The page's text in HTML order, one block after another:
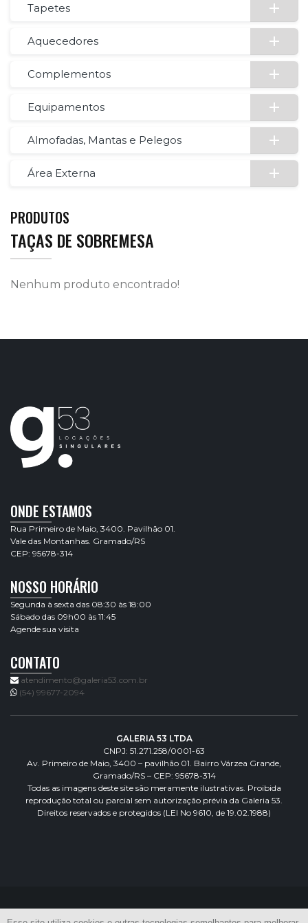
Tapetes
Aquecedores
Complementos
Equipamentos
Almofadas, Mantas e Pelegos
Área Externa
PRODUTOS
TAÇAS DE SOBREMESA
Nenhum produto encontrado!
ONDE ESTAMOS
Rua Primeiro de Maio, 3400. Pavilhão 01.
Vale das Montanhas. Gramado/RS
CEP: 95678-314
NOSSO HORÁRIO
Segunda à sexta das 08:30 às 18:00
Sábado das 09h00 às 11:45
Agende sua visita
CONTATO
atendimento@galeria53.com.br
(54) 99677-2094
GALERIA 53 LTDA
CNPJ: 51.271.258/0001-63
Av. Primeiro de Maio, 3400 – pavilhão 01. Bairro Várzea Grande,
Gramado/RS – CEP: 95678-314
Todas as imagens deste site são meramente ilustrativas. Proibida
reprodução total ou parcial sem autorização prévia da Galeria 53.
Direitos reservados e protegidos (LEI No 9610, de 19.02.1988)